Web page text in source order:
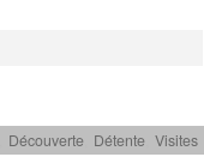
Découverte Détente ,Visites